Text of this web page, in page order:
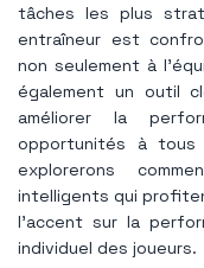
tâches les plus
entraîneur est
non seulement à
également un outil
améliorer la
opportunités à tous
explorerons
intelligents qui
l’accent sur la
individuel des joueurs.